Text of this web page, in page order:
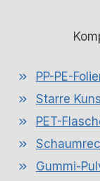
PP-PE-
Starre
PET-
Gummi-